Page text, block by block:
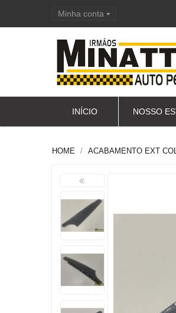
Minha conta
INÍCIO NOSSO
HOME ACABAMENTO EXT